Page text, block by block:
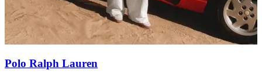
Polo Ralph Lauren